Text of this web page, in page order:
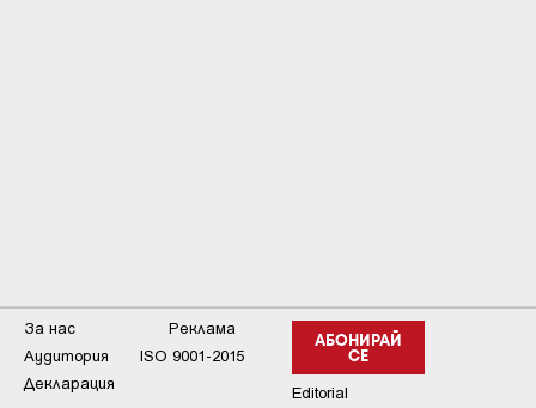
АБОНИРАЙ
СЕ
Editorial
За нас
Реклама
Аудитория
ISO 9001-2015
Декларация